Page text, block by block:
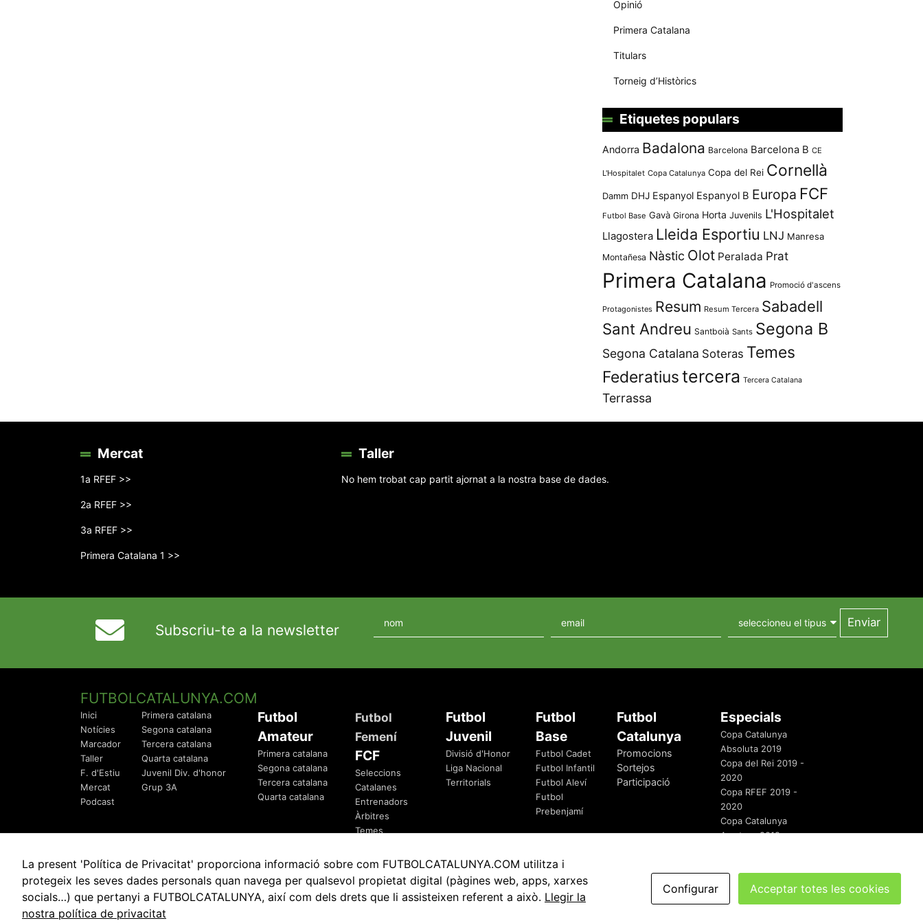
Opinió
Primera Catalana
Titulars
Torneig d’Històrics
Etiquetes populars
Andorra Badalona Barcelona Barcelona B CE
L'Hospitalet Copa Catalunya Copa del Rei Cornellà
Damm DHJ Espanyol Espanyol B Europa FCF
Futbol Base Gavà Girona Horta Juvenils L'Hospitalet
Llagostera Lleida Esportiu LNJ Manresa
Montañesa Nàstic Olot Peralada Prat
Primera Catalana Promoció d'ascens
Protagonistes Resum Resum Tercera Sabadell
Sant Andreu Santboià Sants Segona B
Segona Catalana Soteras Temes
Federatiustercera Tercera Catalana
Terrassa
Mercat
1a RFEF >>
2a RFEF >>
3a RFEF >>
Primera Catalana 1 >>
Taller
No hem trobat cap partit ajornat a la nostra base de dades.
Subscriu-te a la newsletter
FUTBOLCATALUNYA.COM
Inici
Notícies
Marcador
Taller
F. d'Estiu
Mercat
Podcast
Primera catalana
Segona catalana
Tercera catalana
Quarta catalana
Juvenil Div. d'honor
Grup 3A
Futbol
Amateur
Primera catalana
Segona catalana
Tercera catalana
Quarta catalana
Futbol
Femení
FCF
Seleccions
Catalanes
Entrenadors
Àrbitres
Temes
Futbol
Juvenil
Divisió d'Honor
Liga Nacional
Territorials
Futbol
Base
Futbol Cadet
Futbol Infantil
Futbol Aleví
Futbol
Prebenjamí
Futbol
Catalunya
Promocions
Sortejos
Participació
Especials
Copa Catalunya
Absoluta 2019
Copa del Rei 2019 -
2020
Copa RFEF 2019 -
2020
Copa Catalunya
Amateur 2019
© 2010 - 2026 FutbolCatalunya.com Avis Legal Política de Privacitat Política de Cookies redaccio@futbolcatalunya.com
La present 'Política de Privacitat' proporciona informació sobre com FUTBOLCATALUNYA.COM utilitza i
protegeix les seves dades personals quan navega per qualsevol propietat digital (pàgines web, apps, xarxes
socials…) que pertanyi a FUTBOLCATALUNYA, així com dels drets que li assisteixen referent a això. Llegir la
nostra política de privacitat
Configurar Acceptar totes les cookies